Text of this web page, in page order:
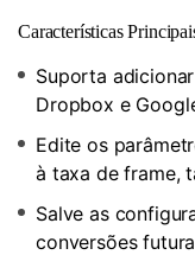
Características
Suporta
Dropbox e
Edite os
à taxa de frame,
Salve as
conversões